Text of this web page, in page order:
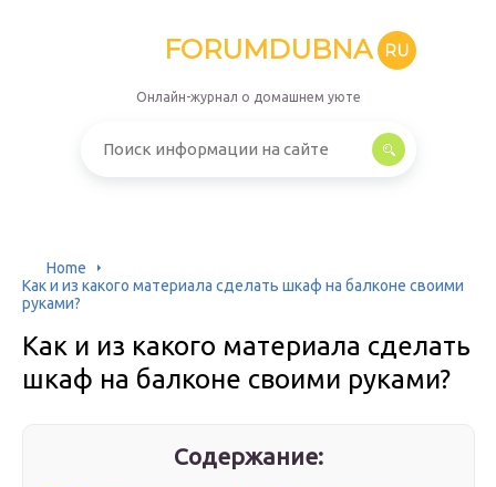
FORUMDUBNA RU
Онлайн-журнал о домашнем уюте
Home
Как и из какого материала сделать шкаф на балконе своими
руками?
Как и из какого материала сделать
шкаф на балконе своими руками?
Содержание: